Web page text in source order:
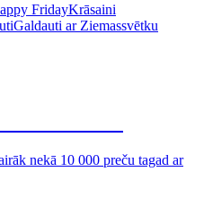
FridayKrāsaini
Galdauti ar Ziemassvētku
nekā 10 000 preču tagad ar